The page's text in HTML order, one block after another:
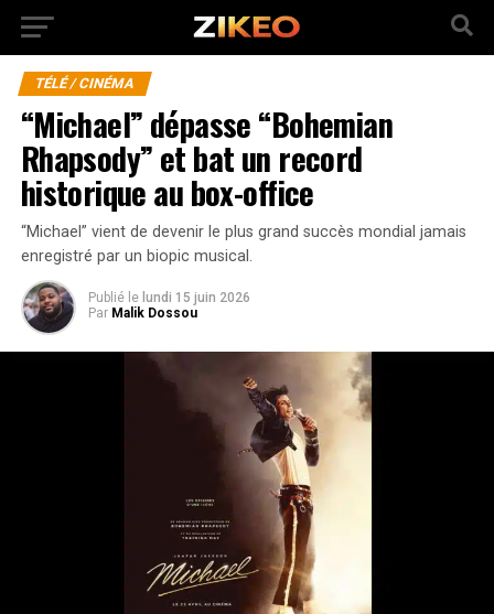
TÉLÉ / CINÉMA
“Michael” dépasse “Bohemian
Rhapsody” et bat un record
historique au box-office
“Michael” vient de devenir le plus grand succès mondial jamais
enregistré par un biopic musical.
Publié le lundi 15 juin 2026
Par Malik Dossou